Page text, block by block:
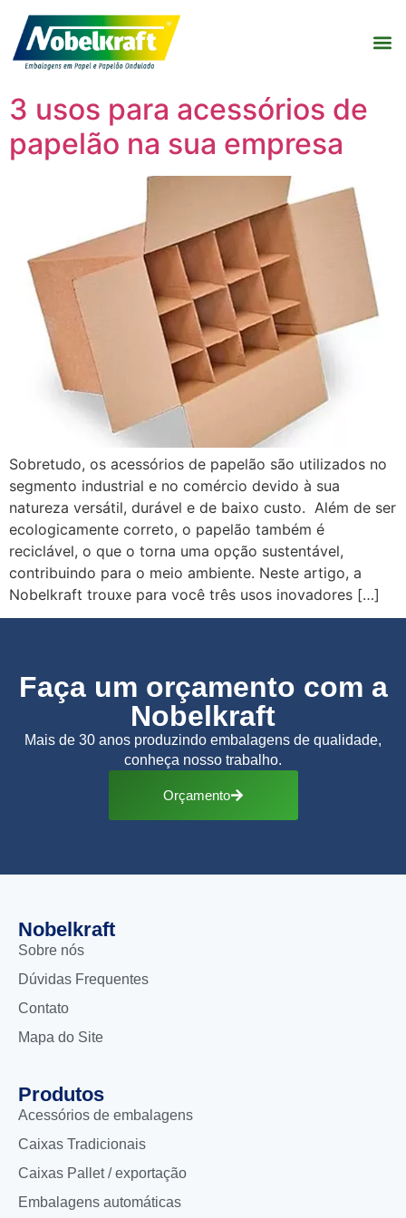
3 usos para acessórios de
papelão na sua empresa
Sobretudo, os acessórios de papelão são utilizados no
segmento industrial e no comércio devido à sua
natureza versátil, durável e de baixo custo. Além de ser
ecologicamente correto, o papelão também é
reciclável, o que o torna uma opção sustentável,
contribuindo para o meio ambiente. Neste artigo, a
Nobelkraft trouxe para você três usos inovadores […]
Faça um orçamento com a
Nobelkraft
Mais de 30 anos produzindo embalagens de qualidade,
conheça nosso trabalho.
Orçamento
Nobelkraft
Sobre nós
Dúvidas Frequentes
Contato
Mapa do Site
Produtos
Acessórios de embalagens
Caixas Tradicionais
Caixas Pallet / exportação
Embalagens automáticas